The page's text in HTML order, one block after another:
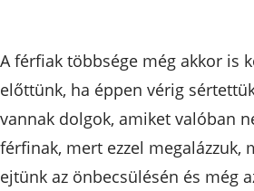
A férfiak többsége még akkor is
előttünk, ha éppen vérig
vannak dolgok, amiket valóban
férfinak, mert ezzel megalázzuk,
ejtünk az önbecsülésén és még